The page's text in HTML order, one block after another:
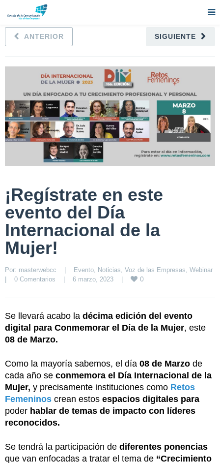
SIGUIENTE
ANTERIOR
¡Regístrate en este
evento del Día
Internacional de la
Mujer!
Por: masterwebcc | Evento Noticias Voz de las Empresas Webinar
|
0 Comentarios | 6 marzo, 2023 | 0
Se llevará acabo la décima edición del evento
digital para Conmemorar el Día de la Mujer, este
08 de Marzo.
Como la mayoría sabemos, el día 08 de Marzo de
cada año se conmemora el Día Internacional de la
Mujer, y precisamente instituciones como Retos
Femeninos crean estos espacios digitales para
poder hablar de temas de impacto con líderes
reconocidos.
Se tendrá la participación de diferentes ponencias
que van enfocadas a tratar el tema de “Crecimiento